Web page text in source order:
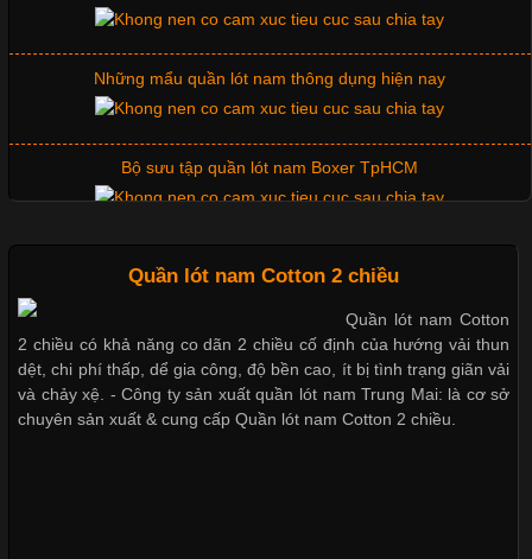
Cập nhật 2026-06-01 14:23:34
Trong môi trường kinh doanh hiện đại, việc xây dựng hình ảnh
chuyên nghiệp đóng vai trò quan trọng đối với sự phát triển của
doanh nghiệp. Một trong những giải pháp hiệu quả được nhiều
đơn vị lựa chọn hiện nay là sử dụng áo thun đồng phục công ty.
Không chỉ giúp tạo sự đồng bộ, áo thun
Chất Liệu Lycra Có Gì Đặc Biệt Trong Ngành Thời Trang?
Cập nhật 2026-05-27 17:03:46
Vải Lycra Là Gì? Chất Liệu Co Giãn Được Ưa Chuộng Trong
Những mẩu quần lót nam thông dụng hiện nay
Bộ sưu tập quần lót nam Boxer TpHCM
Nguyên bộ quần lót nam Boxer thun lạnh giá rẻ
Quần lót nam Cotton 2 chiều
Quần lót nam Cotton
2 chiều có khả năng co dãn 2 chiều cố định của hướng vải thun
dệt, chi phí thấp, dể gia công, độ bền cao, ít bị tình trạng giãn vải
và chảy xệ. - Công ty sản xuất quần lót nam Trung Mai: là cơ sở
chuyên sản xuất & cung cấp Quần lót nam Cotton 2 chiều.